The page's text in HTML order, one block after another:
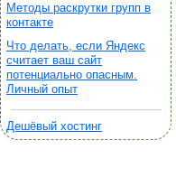
Методы раскрутки групп в
контакте
Что делать, если Яндекс
считает ваш сайт
потенциально опасным.
Личный опыт
Дешёвый хостинг